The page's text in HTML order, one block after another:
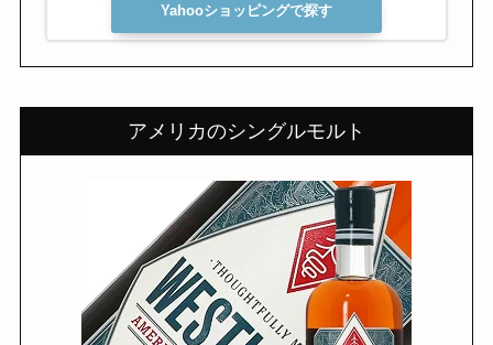
Yahooショッピングで探す
アメリカのシングルモルト